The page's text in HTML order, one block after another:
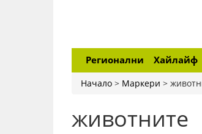
Регионални Хайлайф
Начало > Маркери >
животните